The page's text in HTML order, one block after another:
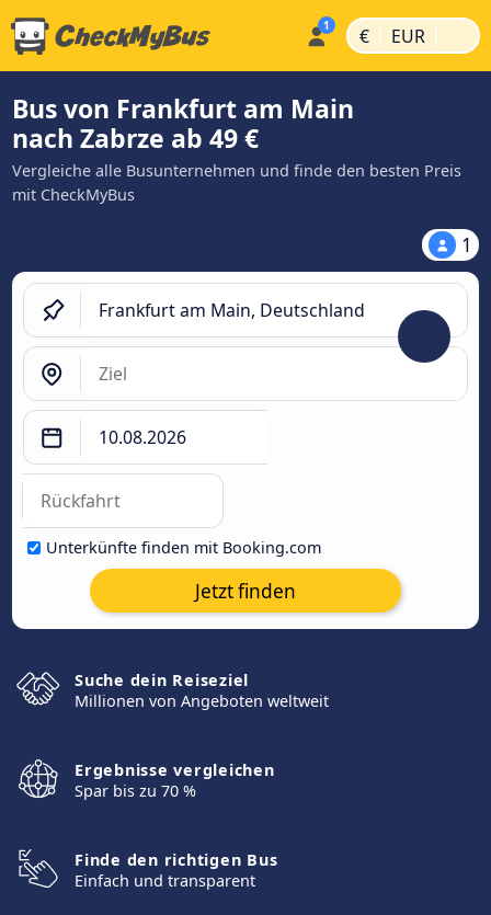
€ | EUR |
Bus von Frankfurt am Main
nach Zabrze ab 49 €
Vergleiche alle Busunternehmen und finde den besten Preis
mit CheckMyBus
1
Unterkünfte finden mit Booking.com
Jetzt finden
Suche dein Reiseziel
Millionen von Angeboten weltweit
Ergebnisse vergleichen
Spar bis zu 70 %
Finde den richtigen Bus
Einfach und transparent